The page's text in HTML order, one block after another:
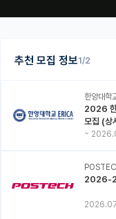
추천 모집 정보1/2
한양대학
2026 한
모집 (
~
2026-27